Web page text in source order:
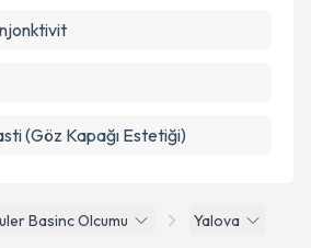
Basinc Olcumu Yalova
(Göz Kapağı Estetiği)